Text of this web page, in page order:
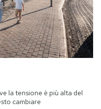
la tensione è più alta del
cambiare